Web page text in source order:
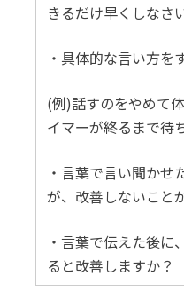
きるだけ早くしなさ
・具体的な言い方を
(例)話すのをやめて
イマーが終るまで待
・言葉で言い聞かせ
が、改善しないこと
・言葉で伝えた後に
ると改善しますか？